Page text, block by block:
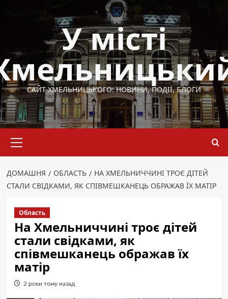
У місті
САЙТ ХМЕЛЬНИЦЬКОГО: НОВИНИ, ПОДІЇ, БЛОГИ
меню
ДОМАШНЯ ОБЛАСТЬ
НА ХМЕЛЬНИЧЧИНІ ТРОЄ ДІТЕЙ
СТАЛИ СВІДКАМИ, ЯК СПІВМЕШКАНЕЦЬ ОБРАЖАВ ЇХ МАТІР
Область
На Хмельниччині троє дітей
стали свідками, як
співмешканець ображав їх
матір
2 роки тому назад